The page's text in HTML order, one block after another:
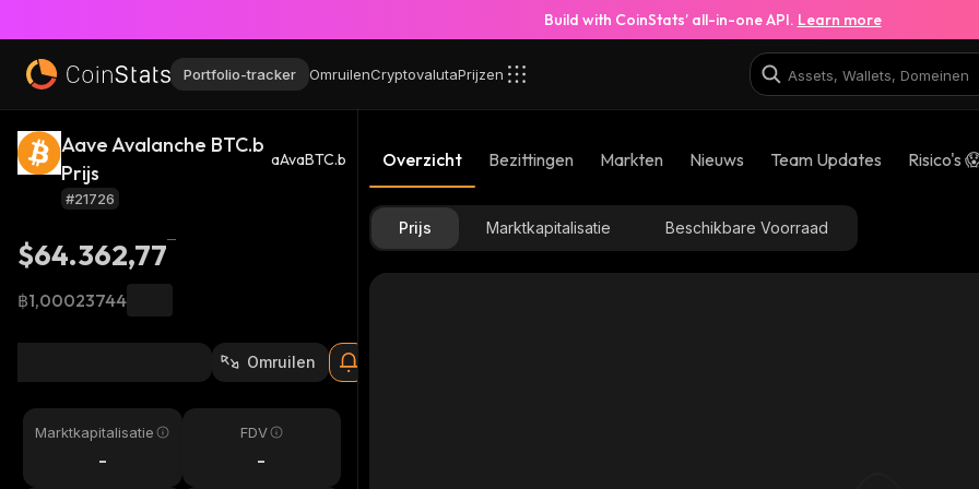
Build with CoinStats’ all-in-one API. Learn more
Portfolio-tracker OmruilenCryptovalutaPrijzen
Aave Avalanche BTC.b
Prijs
aAvaBTC.b
#21726
$64.362,77
฿1,00023744
Omruilen
Marktkapitalisatie
-
FDV
-
Overzicht Bezittingen Markten Nieuws Team Updates Risico's
Prijs Marktkapitalisatie Beschikbare Voorraad